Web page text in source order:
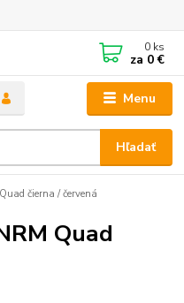
Menu
Hľadať
0 ks
za 0 €
čierna / červená
Quad